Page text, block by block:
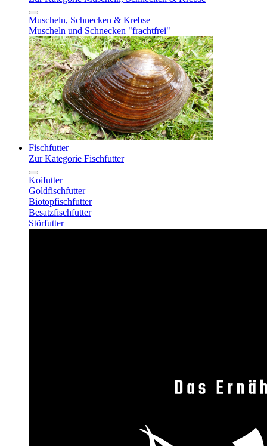
Muscheln, Schnecken & Krebse
Muscheln und Schnecken "frachtfrei"
Fischfutter
Zur Kategorie Fischfutter
Koifutter
Goldfischfutter
Biotopfischfutter
Besatzfischfutter
Störfutter